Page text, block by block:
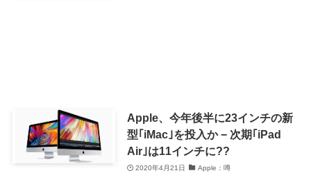
Apple、今年後半に23インチの新
型｢iMac｣を投入か − 次期｢iPad
Air｣は11インチに??
2020年4月21日 Apple：噂